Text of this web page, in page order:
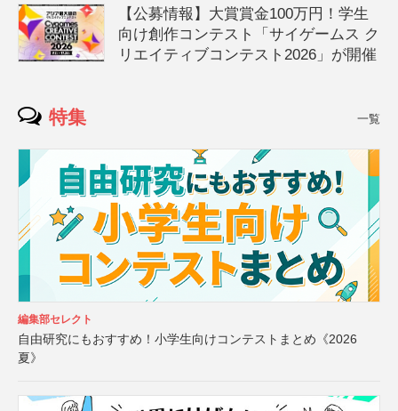
【公募情報】大賞賞金100万円！学生
向け創作コンテスト「サイゲームス ク
リエイティブコンテスト2026」が開催
特集 一覧
編集部セレクト
自由研究にもおすすめ！小学生向けコンテストまとめ《2026
夏》